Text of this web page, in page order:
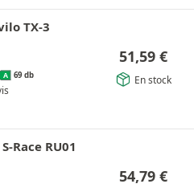
TX-3
A 69 db
51,59 €
En stock
Race RU01
54,79 €